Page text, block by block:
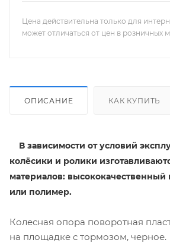
Цена действительна только для
может отличаться от цен в розничных
ОПИСАНИЕ КАК КУПИТЬ
В зависимости от условий
колёсики и ролики
материалов: высококачественный
или полимер.
Колесная опора поворотная
на площадке с тормозом, черное.